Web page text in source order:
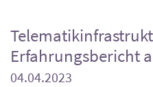
Erfahrungsbericht
04.04.2023